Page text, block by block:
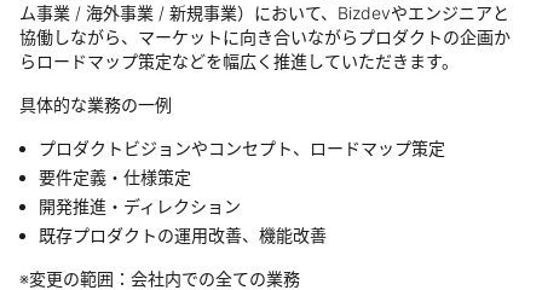
ム事業 / 海外事業 / 新規事業）において、Bizdevやエンジニアと
協働しながら、マーケットに向き合いながらプロダクトの企画か
らロードマップ策定などを幅広く推進していただきます。
具体的な業務の一例
プロダクトビジョンやコンセプト、ロードマップ策定
要件定義・仕様策定
開発推進・ディレクション
既存プロダクトの運用改善、機能改善
※変更の範囲：会社内での全ての業務